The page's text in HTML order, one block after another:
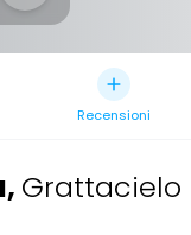
Recensioni
, Grattacielo